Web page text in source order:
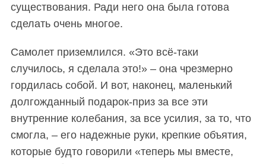
существования. Ради него она была готова
сделать очень многое.
Самолет приземлился. «Это всё-таки
случилось, я сделала это!» – она чрезмерно
гордилась собой. И вот, наконец, маленький
долгожданный подарок-приз за все эти
внутренние колебания, за все усилия, за то, что
смогла, – его надежные руки, крепкие объятия,
которые будто говорили «теперь мы вместе,